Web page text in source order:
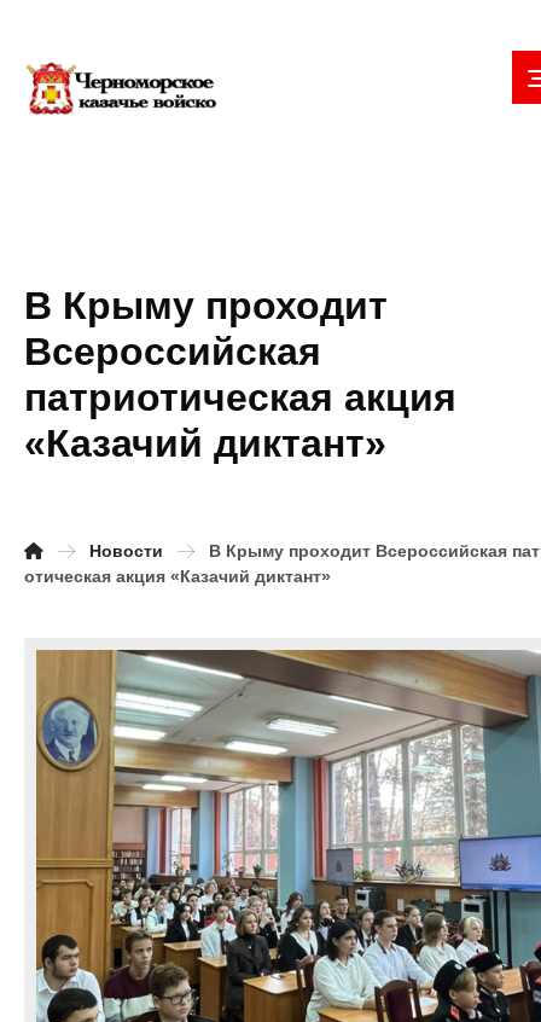
В Крыму проходит
Всероссийская
патриотическая акция
«Казачий диктант»
Новости
В Крыму проходит Всероссийская
отическая акция «Казачий диктант»